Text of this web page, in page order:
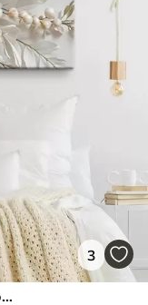
3
Õrnad valged lilled, sealhulgas lilled, roosid ja muud pehmete, sametiste kroonlehtedega õied